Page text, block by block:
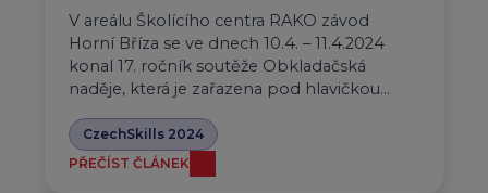
V areálu Školícího centra RAKO závod
Horní Bříza se ve dnech 10.4. – 11.4.2024
konal 17. ročník soutěže Obkladačská
naděje, která je zařazena pod hlavičkou…
CzechSkills 2024
PŘEČÍST ČLÁNEK